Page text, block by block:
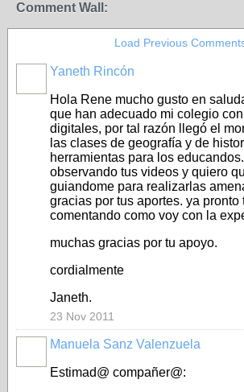
Comment Wall:
Load Previous
Yaneth Rincón
Hola Rene mucho gusto en
que han adecuado mi colegio
digitales, por tal razón llegó el
las clases de geografía y de
herramientas para los
observando tus videos y quiero
guiandome para realizarlas
gracias por tus aportes. ya pronto
comentando como voy con la
muchas gracias por tu apoyo.
cordialmente
Janeth.
23 Nov 2011
Manuela Sanz Valenzuela
Estimad@ compañer@: